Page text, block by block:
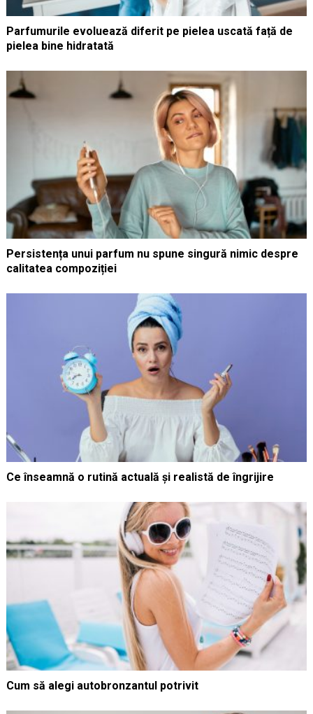
Parfumurile evoluează diferit pe pielea uscată față de
pielea bine hidratată
Persistența unui parfum nu spune singură nimic despre
calitatea compoziției
Ce înseamnă o rutină actuală și realistă de îngrijire
Cum să alegi autobronzantul potrivit